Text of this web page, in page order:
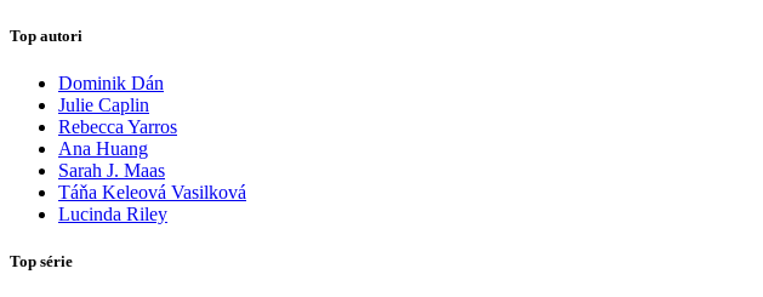
Top autori
Dominik Dán
Julie Caplin
Rebecca Yarros
Ana Huang
Sarah J. Maas
Táňa Keleová Vasilková
Lucinda Riley
Top série